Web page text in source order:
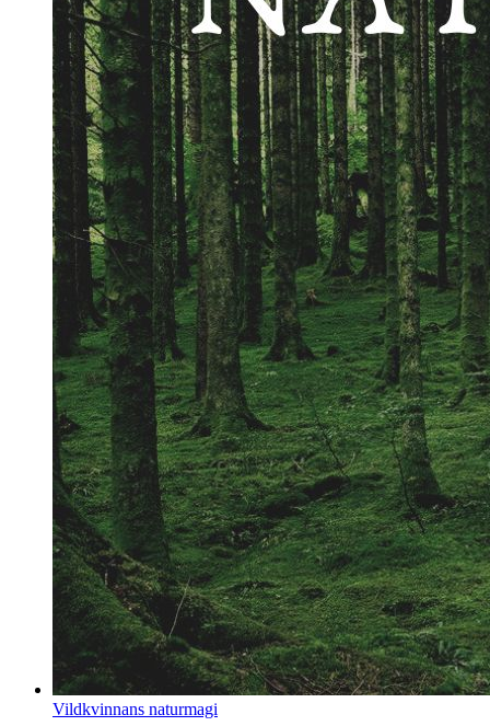
Vildkvinnans naturmagi